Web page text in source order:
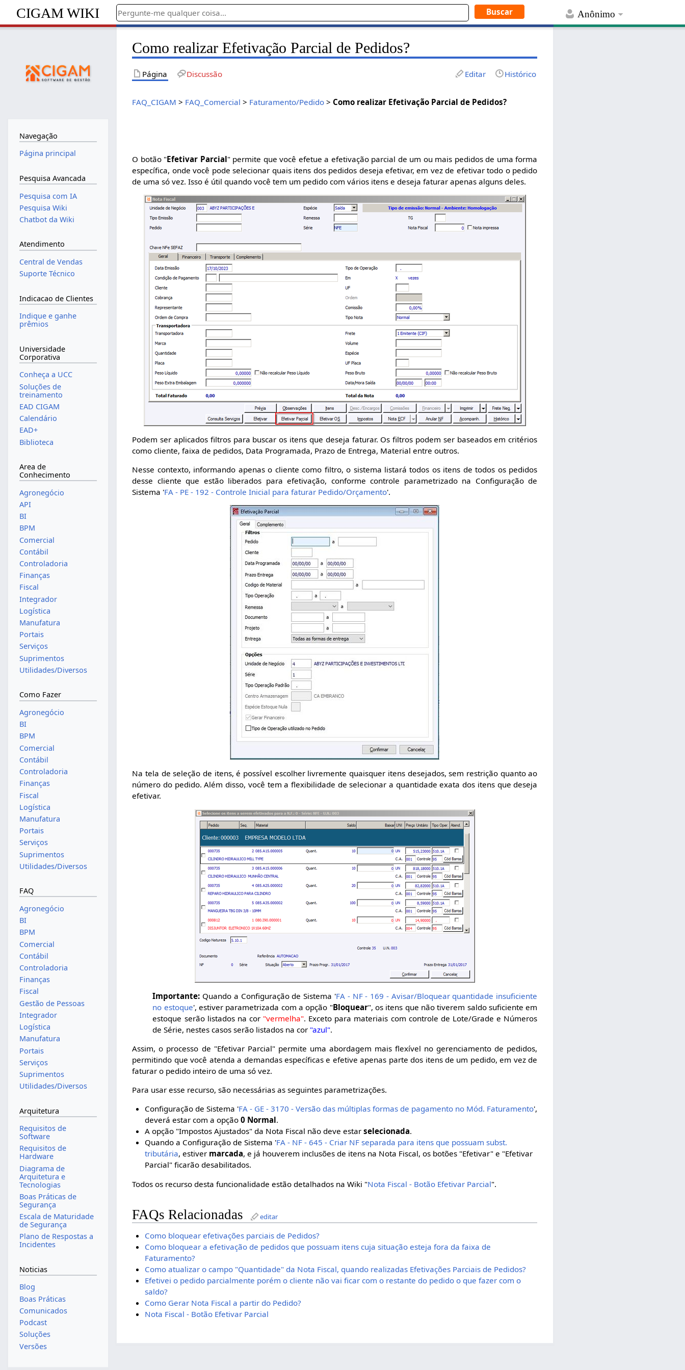
Anônimo
CIGAM WIKI
Como realizar Efetivação Parcial de Pedidos?
Página Discussão Editar Histórico
FAQ_CIGAM > FAQ_Comercial > Faturamento/Pedido > Como realizar Efetivação Parcial de Pedidos?
O botão "Efetivar Parcial" permite que você efetue a efetivação parcial de um ou mais pedidos de uma forma
específica, onde você pode selecionar quais itens dos pedidos deseja efetivar, em vez de efetivar todo o pedido
de uma só vez. Isso é útil quando você tem um pedido com vários itens e deseja faturar apenas alguns deles.
Podem ser aplicados filtros para buscar os itens que deseja faturar. Os filtros podem ser baseados em critérios
como cliente, faixa de pedidos, Data Programada, Prazo de Entrega, Material entre outros.
Nesse contexto, informando apenas o cliente como filtro, o sistema listará todos os itens de todos os pedidos
desse cliente que estão liberados para efetivação, conforme controle parametrizado na Configuração de
Sistema 'FA - PE - 192 - Controle Inicial para faturar Pedido/Orçamento'.
Na tela de seleção de itens, é possível escolher livremente quaisquer itens desejados, sem restrição quanto ao
número do pedido. Além disso, você tem a flexibilidade de selecionar a quantidade exata dos itens que deseja
efetivar.
Importante: Quando a Configuração de Sistema 'FA - NF - 169 - Avisar/Bloquear quantidade insuficiente
no estoque', estiver parametrizada com a opção "Bloquear", os itens que não tiverem saldo suficiente em
estoque serão listados na cor "vermelha". Exceto para materiais com controle de Lote/Grade e Números
de Série, nestes casos serão listados na cor "azul".
Assim, o processo de "Efetivar Parcial" permite uma abordagem mais flexível no gerenciamento de pedidos,
permitindo que você atenda a demandas específicas e efetive apenas parte dos itens de um pedido, em vez de
faturar o pedido inteiro de uma só vez.
Para usar esse recurso, são necessárias as seguintes parametrizações.
Configuração de Sistema 'FA - GE - 3170 - Versão das múltiplas formas de pagamento no Mód. Faturamento',
deverá estar com a opção 0 Normal.
A opção "Impostos Ajustados" da Nota Fiscal não deve estar selecionada.
Quando a Configuração de Sistema 'FA - NF - 645 - Criar NF separada para itens que possuam subst.
tributária, estiver marcada, e já houverem inclusões de itens na Nota Fiscal, os botões "Efetivar" e "Efetivar
Parcial" ficarão desabilitados.
Todos os recurso desta funcionalidade estão detalhados na Wiki "Nota Fiscal - Botão Efetivar Parcial".
FAQs Relacionadas editar
Como bloquear efetivações parciais de Pedidos?
Como bloquear a efetivação de pedidos que possuam itens cuja situação esteja fora da faixa de
Faturamento?
Como atualizar o campo "Quantidade" da Nota Fiscal, quando realizadas Efetivações Parciais de Pedidos?
Efetivei o pedido parcialmente porém o cliente não vai ficar com o restante do pedido o que fazer com o
saldo?
Como Gerar Nota Fiscal a partir do Pedido?
Nota Fiscal - Botão Efetivar Parcial
Navegação
Página principal
Pesquisa Avancada
Pesquisa com IA
Pesquisa Wiki
Chatbot da Wiki
Atendimento
Central de Vendas
Suporte Técnico
Indicacao de Clientes
Indique e ganhe
prêmios
Universidade
Corporativa
Conheça a UCC
Soluções de
treinamento
EAD CIGAM
Calendário
EAD+
Biblioteca
Area de
Conhecimento
Agronegócio
API
BI
BPM
Comercial
Contábil
Controladoria
Finanças
Fiscal
Integrador
Logística
Manufatura
Portais
Serviços
Suprimentos
Utilidades/Diversos
Como Fazer
Agronegócio
BI
BPM
Comercial
Contábil
Controladoria
Finanças
Fiscal
Logística
Manufatura
Portais
Serviços
Suprimentos
Utilidades/Diversos
FAQ
Agronegócio
BI
BPM
Comercial
Contábil
Controladoria
Finanças
Fiscal
Gestão de Pessoas
Integrador
Logística
Manufatura
Portais
Serviços
Suprimentos
Utilidades/Diversos
Arquitetura
Requisitos de
Software
Requisitos de
Hardware
Diagrama de
Arquitetura e
Tecnologias
Boas Práticas de
Segurança
Escala de Maturidade
de Segurança
Plano de Respostas a
Incidentes
Noticias
Blog
Boas Práticas
Comunicados
Podcast
Soluções
Versões